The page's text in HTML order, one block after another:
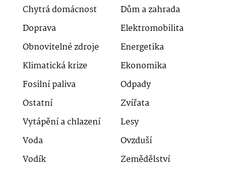
Chytrá domácnost
Dům a zahrada
Doprava
Elektromobilita
Obnovitelné zdroje
Energetika
Klimatická krize
Ekonomika
Fosilní paliva
Odpady
Ostatní
Zvířata
Vytápění a chlazení
Lesy
Voda
Ovzduší
Vodík
Zemědělství